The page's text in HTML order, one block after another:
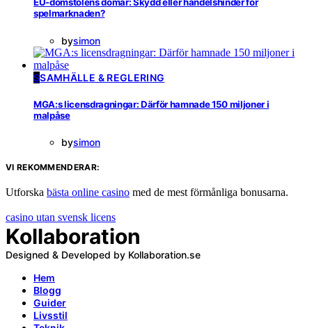
EU-domstolens domar: Skydd eller handelshinder för
spelmarknaden?
bysimon
SSAMHÄLLE & REGLERING
MGA:s licensdragningar: Därför hamnade 150 miljoner i
malpåse
bysimon
VI REKOMMENDERAR:
Utforska bästa online casino med de mest förmånliga bonusarna.
casino utan svensk licens
Kollaboration
Designed & Developed by Kollaboration.se
Hem
Blogg
Guider
Livsstil